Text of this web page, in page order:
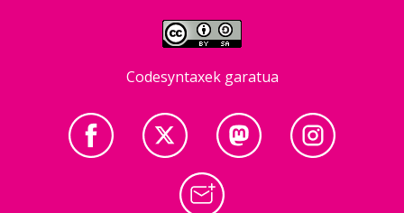
Codesyntaxek garatua